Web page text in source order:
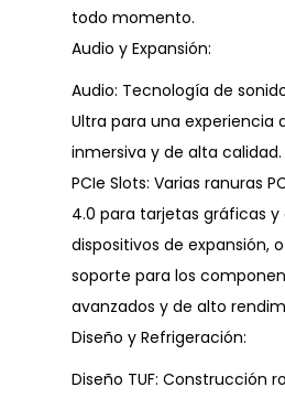
todo momento.
Audio y Expansión:
Audio: Tecnología de
Ultra para una experiencia
inmersiva y de alta calidad.
PCIe Slots: Varias ranuras
4.0 para tarjetas gráficas y
dispositivos de expansión,
soporte para los
avanzados y de alto
Diseño y Refrigeración:
Diseño TUF: Construcción